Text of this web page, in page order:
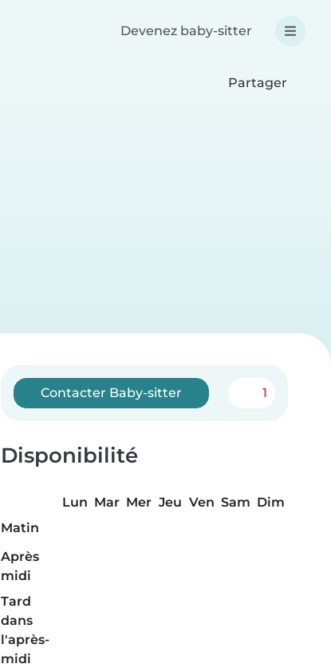
Devenez baby-sitter
Partager
Contacter Baby-sitter 1
Disponibilité
Lun Mar Mer Jeu Ven Sam Dim
Matin
Après
midi
Tard
dans
l'après-
midi